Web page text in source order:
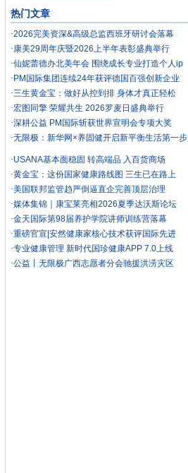
热门文章
·2026完美资深&高级总监西班牙研讨会落幕
·康美29周年庆暨2026上半年表彰盛典举行
·仙妮蕾德办北美年会 围绕成长专业打造个人ip
· PM国际集团连续24年获评德国百强创新企业
·三生黄金宝：做好从控到排 身体才真正轻松
·宏图同擎 荣耀共生 2026罗麦日盛典举行
·深耕公益 PM国际斩获世界宣明会专项大奖
·无限极：新华网×养固健开启新平衡生活第一步
·USANA基本面稳固 转高端品 入百货商场
·黄金宝：这份国家健康路线图 三生已在路上
·美国联邦监管趋严倒逼直企完善顶层治理
·媒体集锦｜康宝莱亮相2026夏季达沃斯论坛
·金天国际第98届养护学院讲师训练营落幕
·重磅官宣|安然健康家核心技术获评国际先进
·专业健康管理 新时代国珍健康APP 7.0上线
·公益丨无限极广西志愿者分会驰援洪涝灾区